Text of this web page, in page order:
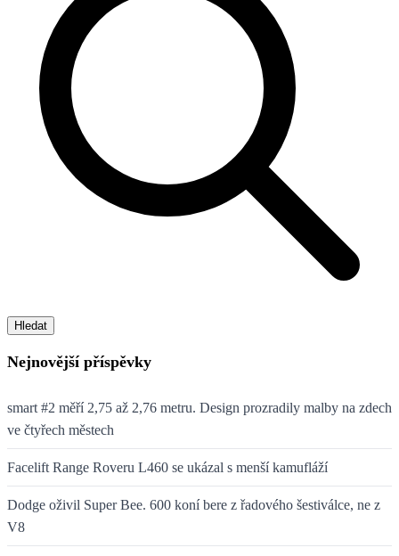
Hledat
Nejnovější příspěvky
smart #2 měří 2,75 až 2,76 metru. Design prozradily malby na zdech
ve čtyřech městech
Facelift Range Roveru L460 se ukázal s menší kamufláží
Dodge oživil Super Bee. 600 koní bere z řadového šestiválce, ne z
V8